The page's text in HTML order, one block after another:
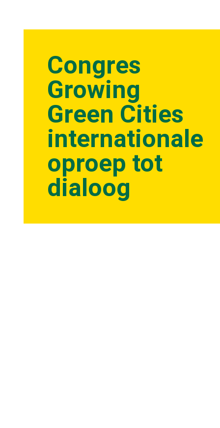
Congres
Growing
Green Cities
internationale
oproep tot
dialoog